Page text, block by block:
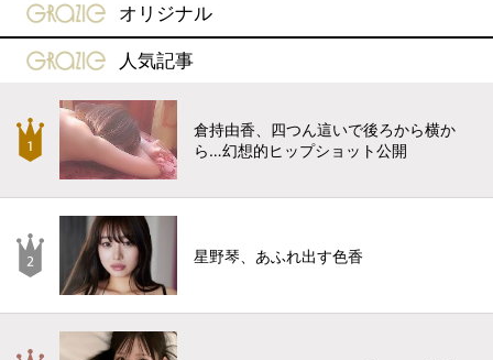
gravure-grazie
オリジナル
gravure-grazie
人気記事
倉持由香、四つん這いで後ろから横か
ら…幻想的ヒップショット公開
星野琴、あふれ出す色香